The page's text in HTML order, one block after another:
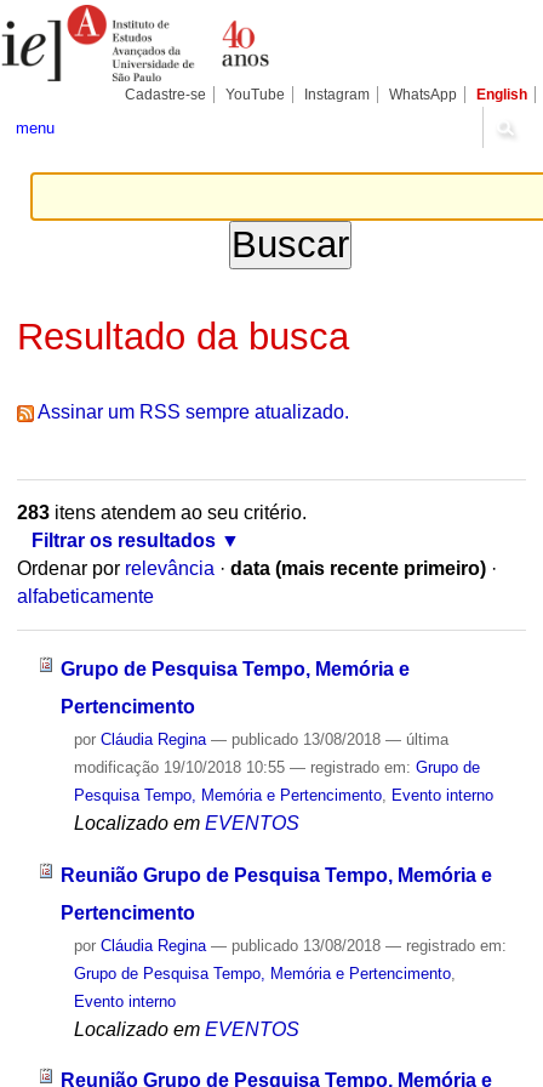
para
conteúdo.
Pessoais
Cadastre-se YouTube Instagram WhatsApp English
menu
Resultado da busca
Assinar um RSS sempre atualizado.
283itens atendem ao seu critério.
Filtrar os resultados
Ordenar por relevância · data (mais recente primeiro) ·
alfabeticamente
Grupo de Pesquisa Tempo, Memória e
Pertencimento
por Cláudia Regina — publicado13/08/2018 — última
modificação19/10/2018 10:55 — registrado em: Grupo de
Pesquisa Tempo, Memória e Pertencimento, Evento interno
Localizado em EVENTOS
Reunião Grupo de Pesquisa Tempo, Memória e
Pertencimento
por Cláudia Regina — publicado13/08/2018 — registrado em:
Grupo de Pesquisa Tempo, Memória e Pertencimento,
Evento interno
Localizado em EVENTOS
Reunião Grupo de Pesquisa Tempo, Memória e